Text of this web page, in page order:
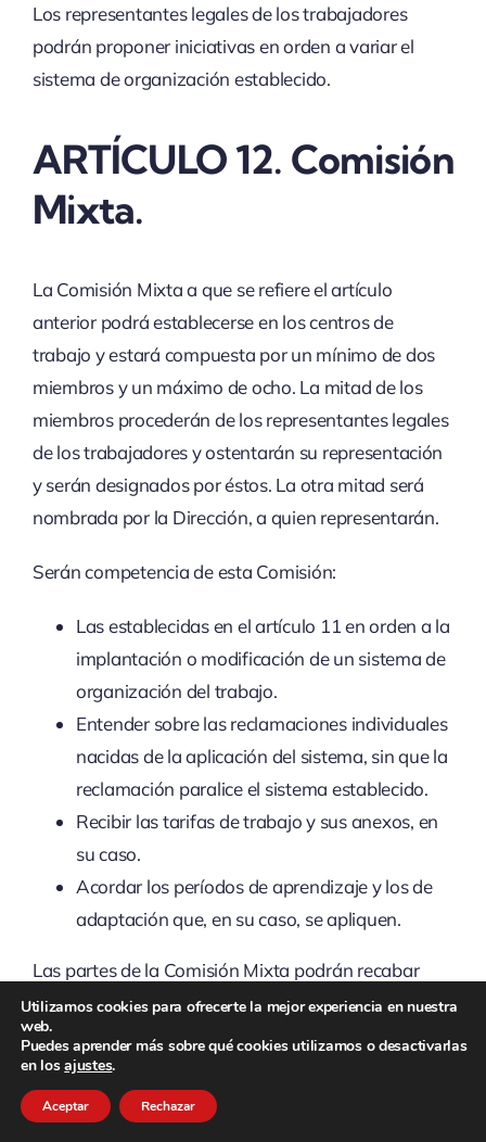
Los representantes legales de los trabajadores
podrán proponer iniciativas en orden a variar el
sistema de organización establecido.
ARTÍCULO 12. Comisión
Mixta.
La Comisión Mixta a que se refiere el artículo
anterior podrá establecerse en los centros de
trabajo y estará compuesta por un mínimo de dos
miembros y un máximo de ocho. La mitad de los
miembros procederán de los representantes legales
de los trabajadores y ostentarán su representación
y serán designados por éstos. La otra mitad será
nombrada por la Dirección, a quien representarán.
Serán competencia de esta Comisión:
Las establecidas en el artículo 11 en orden a la
implantación o modificación de un sistema de
organización del trabajo.
Entender sobre las reclamaciones individuales
nacidas de la aplicación del sistema, sin que la
reclamación paralice el sistema establecido.
Recibir las tarifas de trabajo y sus anexos, en
su caso.
Acordar los períodos de aprendizaje y los de
adaptación que, en su caso, se apliquen.
Las partes de la Comisión Mixta podrán recabar
asesoramiento externo.
ARTÍCULO 13. Revisión
Utilizamos cookies para ofrecerte la mejor experiencia en nuestra
web.
Puedes aprender más sobre qué cookies utilizamos o desactivarlas
en losajustes.
Aceptar Rechazar